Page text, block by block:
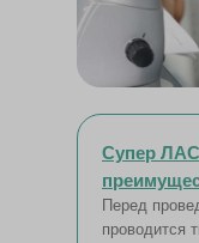
Супер
Перед
проводится